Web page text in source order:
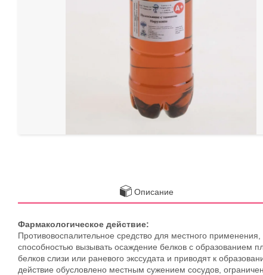
Описание
Фармакологическое действие:
Противовоспалительное средство для местного
способностью вызывать осаждение белков с образованием
белков слизи или раневого экссудата и приводят к
действие обусловлено местным сужением сосудов,